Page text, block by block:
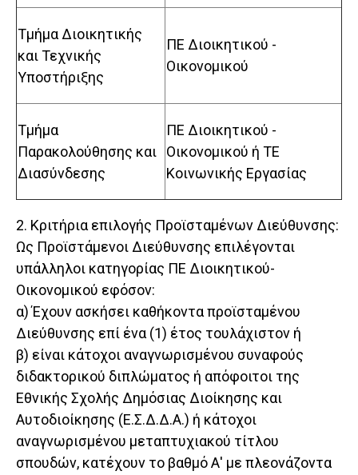
Τμήμα Διοικητικής
και Τεχνικής
Υποστήριξης
ΠΕ Διοικητικού -
Οικονομικού
Τμήμα
Παρακολούθησης και
Διασύνδεσης
ΠΕ Διοικητικού -
Οικονομικού ή TE
Κοινωνικής Εργασίας
2. Κριτήρια επιλογής Προϊσταμένων Διεύθυνσης:
Ως Προϊστάμενοι Διεύθυνσης επιλέγονται
υπάλληλοι κατηγορίας ΠΕ Διοικητικού-
Οικονομικού εφόσον:
α) Έχουν ασκήσει καθήκοντα προϊσταμένου
Διεύθυνσης επί ένα (1) έτος τουλάχιστον ή
β) είναι κάτοχοι αναγνωρισμένου συναφούς
διδακτορικού διπλώματος ή απόφοιτοι της
Εθνικής Σχολής Δημόσιας Διοίκησης και
Αυτοδιοίκησης (Ε.Σ.Δ.Δ.Α.) ή κάτοχοι
αναγνωρισμένου μεταπτυχιακού τίτλου
σπουδών, κατέχουν το βαθμό Α' με πλεονάζοντα